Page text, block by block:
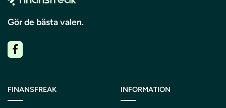
Gör de bästa valen.
FINANSFREAK INFORMATION